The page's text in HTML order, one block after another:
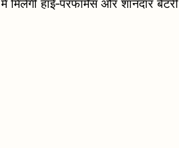
हाई‑परफॉर्मेंस और शानदार बैटरी